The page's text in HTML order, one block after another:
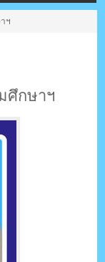
ไทย
ฯ
ศึกษาฯ